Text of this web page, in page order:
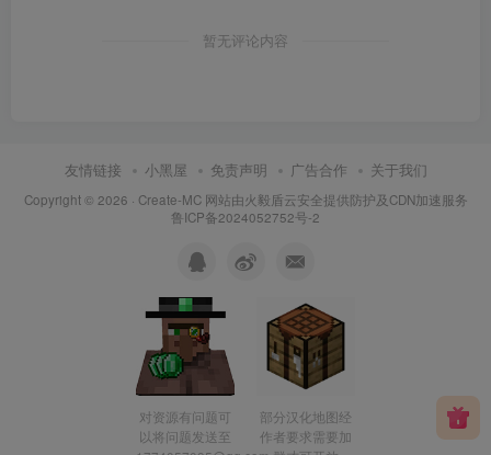
暂无评论内容
友情链接 小黑屋 免责声明 广告合作 关于我们
Copyright © 2026 · Create-MC网站由火毅盾云安全提供防护及CDN加速服务
鲁ICP备2024052752号-2
对资源有问题可
以将问题发送至
部分汉化地图经
作者要求需要加